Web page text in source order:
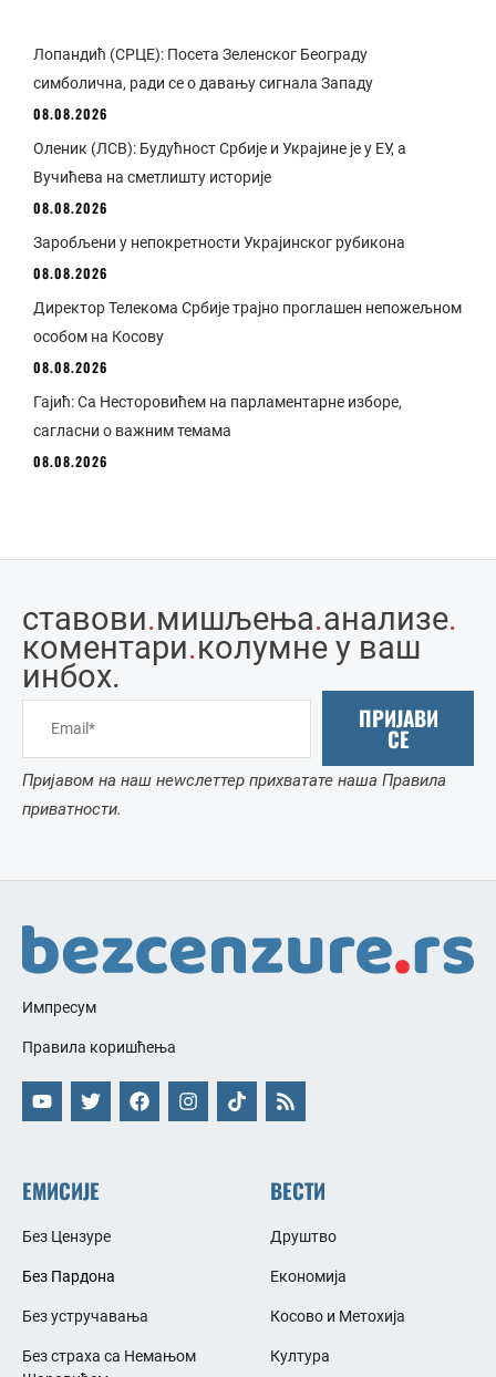
Лопандић (СРЦЕ): Посета Зеленског Београду
симболична, ради се о давању сигнала Западу
08.08.2026
Оленик (ЛСВ): Будућност Србије и Украјине је у ЕУ, а
Вучићева на сметлишту историје
08.08.2026
Заробљени у непокретности Украјинског рубикона
08.08.2026
Директор Телекома Србије трајно проглашен непожељном
особом на Косову
08.08.2026
Гајић: Са Несторовићем на парламентарне изборе,
сагласни о важним темама
08.08.2026
ставови.мишљења.анализе.
коментари.колумне у ваш
инбоx.
ПРИЈАВИ
СЕ
Пријавом на наш неwслеттер прихватате наша Правила
приватности.
Импресум
Правила коришћења
ЕМИСИЈЕ
Без Цензуре
Без Пардона
Без устручавања
Без страха са Немањом
ВЕСТИ
Друштво
Економија
Косово и Метохија
Култура